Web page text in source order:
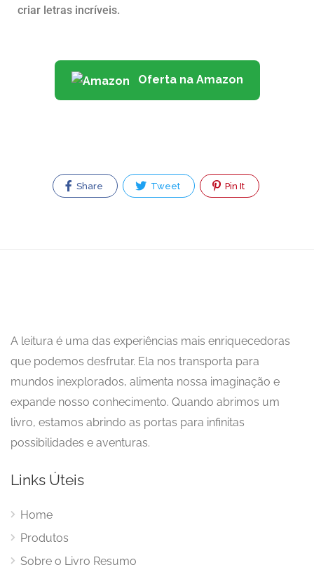
criar letras incríveis.
Oferta na Amazon
Share Tweet Pin It
A leitura é uma das experiências mais enriquecedoras
que podemos desfrutar. Ela nos transporta para
mundos inexplorados, alimenta nossa imaginação e
expande nosso conhecimento. Quando abrimos um
livro, estamos abrindo as portas para infinitas
possibilidades e aventuras.
Links Úteis
Home
Produtos
Sobre o Livro Resumo